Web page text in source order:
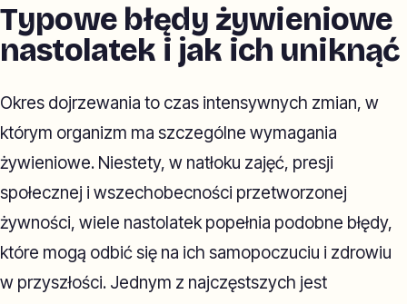
Typowe błędy żywieniowe
nastolatek i jak ich uniknąć
Okres dojrzewania to czas intensywnych zmian, w
którym organizm ma szczególne wymagania
żywieniowe. Niestety, w natłoku zajęć, presji
społecznej i wszechobecności przetworzonej
żywności, wiele nastolatek popełnia podobne błędy,
które mogą odbić się na ich samopoczuciu i zdrowiu
w przyszłości. Jednym z najczęstszych jest